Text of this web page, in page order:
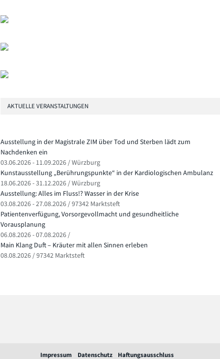
AKTUELLE VERANSTALTUNGEN
Ausstellung in der Magistrale ZIM über Tod und Sterben lädt zum
Nachdenken ein
03.06.2026 - 11.09.2026 / Würzburg
Kunstausstellung „Berührungspunkte“ in der Kardiologischen Ambulanz
18.06.2026 - 31.12.2026 / Würzburg
Ausstellung: Alles im Fluss!? Wasser in der Krise
03.08.2026 - 27.08.2026 / 97342 Marktsteft
Patientenverfügung, Vorsorgevollmacht und gesundheitliche
Vorausplanung
06.08.2026 - 07.08.2026 /
Main Klang Duft – Kräuter mit allen Sinnen erleben
08.08.2026 / 97342 Marktsteft
Impressum Datenschutz Haftungsausschluss